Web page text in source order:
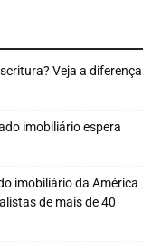
Veja a diferença
imobiliário espera
imobiliário da América
de mais de 40